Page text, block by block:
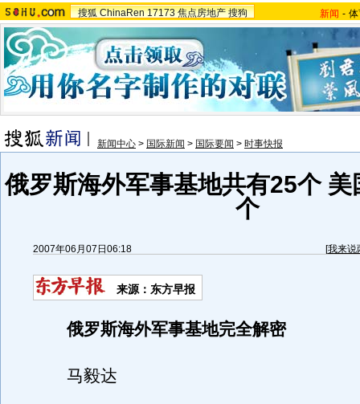
搜狐 ChinaRen 17173 焦点房地产 搜狗 新闻 -
新闻中心 > 国际新闻 > 国际要闻 > 时事快报
俄罗斯海外军事基地共有25个
个
2007年06月07日06:18 [我来说
来源：东方早报
俄罗斯海外军事基地完全解密
马毅达